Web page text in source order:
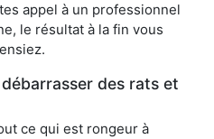
appel à un professionnel
le résultat à la fin vous
des rats et
ce qui est rongeur à